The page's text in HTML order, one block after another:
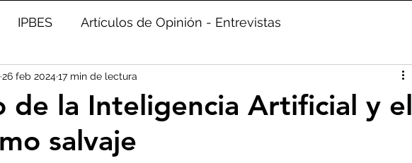
IPBES Artículos de Opinión - Entrevistas
Seguridad Alimentaria-Agua-Dieta
- Bosq Artico - Antártida - Glaciares
de la Inteligencia Artificial y el
salvaje
26 feb 202417 min de lectura